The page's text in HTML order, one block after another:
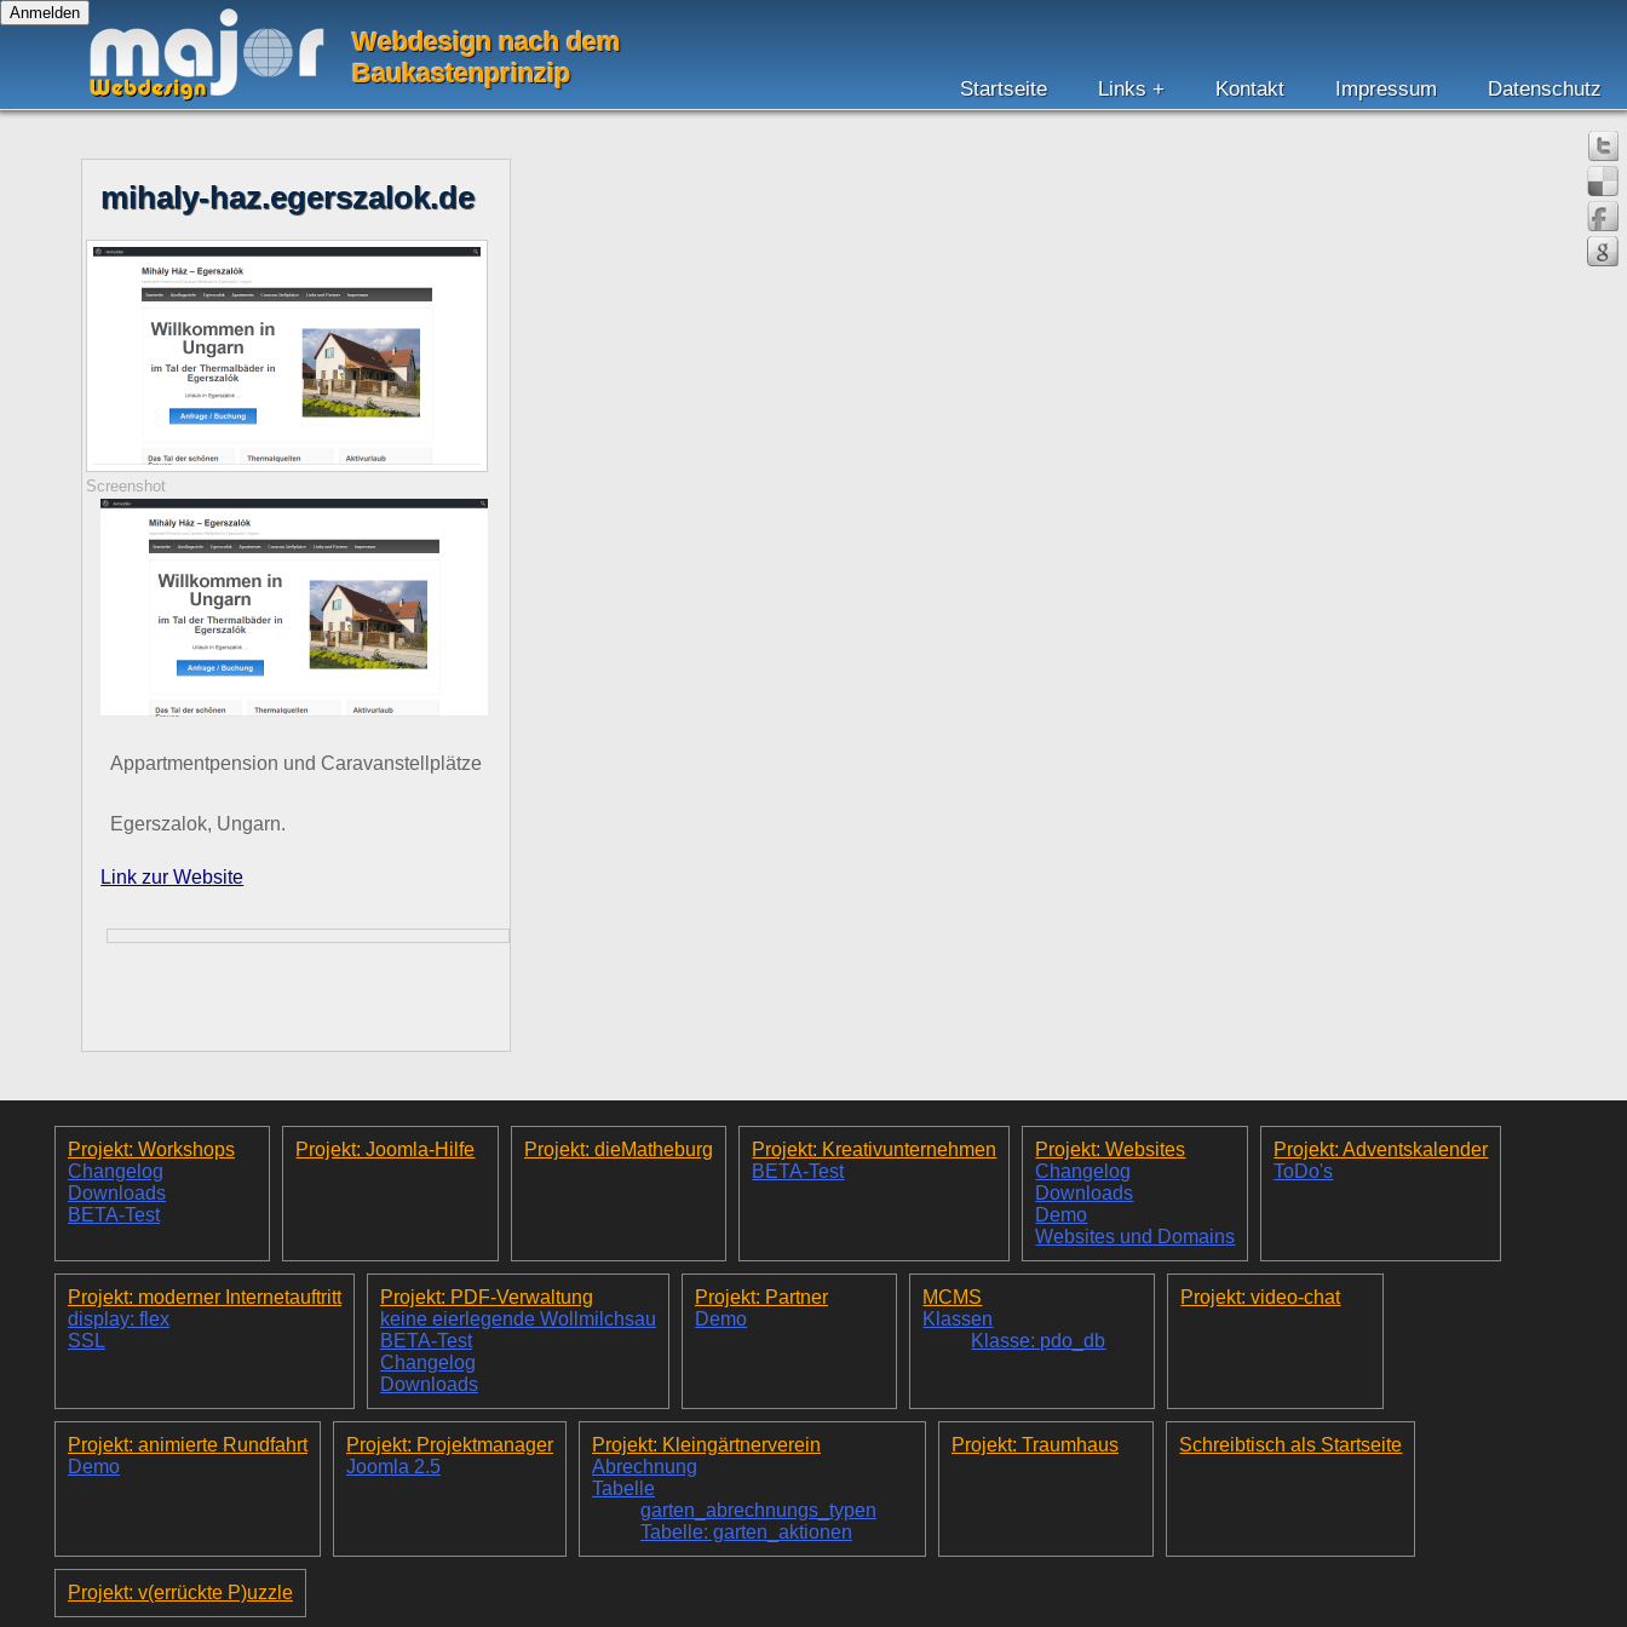
Webdesign nach dem
Baukastenprinzip
Startseite Links Kontakt Impressum Datenschutz
mihaly-haz.egerszalok.de
Screenshot
Appartmentpension und Caravanstellplätze
Egerszalok, Ungarn.
Link zur Website
Projekt: Workshops
Changelog
Downloads
BETA-Test
Projekt: Joomla-Hilfe Projekt: dieMatheburg
Projekt: Kreativunternehmen
BETA-Test
Projekt: Websites
Changelog
Downloads
Demo
Websites und Domains
Projekt: Adventskalender
ToDo's
Projekt: moderner Internetauftritt
display: flex
SSL
Projekt: PDF-Verwaltung
keine eierlegende Wollmilchsau
BETA-Test
Changelog
Downloads
Projekt: Partner
Demo
MCMS
Klassen
Klasse: pdo_db
Projekt: video-chat
Projekt: animierte Rundfahrt
Demo
Projekt: Projektmanager
Joomla 2.5
Projekt: Kleingärtnerverein
Abrechnung
Tabelle
garten_abrechnungs_typen
Tabelle: garten_aktionen
Projekt: Traumhaus Schreibtisch als Startseite
Projekt: v(errückte P)uzzle